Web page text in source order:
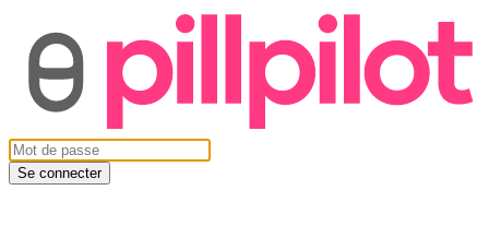
Se connecter